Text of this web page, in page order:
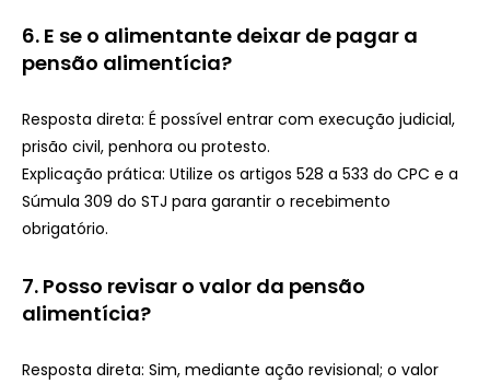
6. E se o alimentante deixar de pagar a
pensão alimentícia?
Resposta direta: É possível entrar com execução judicial,
prisão civil, penhora ou protesto.
Explicação prática: Utilize os artigos 528 a 533 do CPC e a
Súmula 309 do STJ para garantir o recebimento
obrigatório.
7. Posso revisar o valor da pensão
alimentícia?
Resposta direta: Sim, mediante ação revisional; o valor